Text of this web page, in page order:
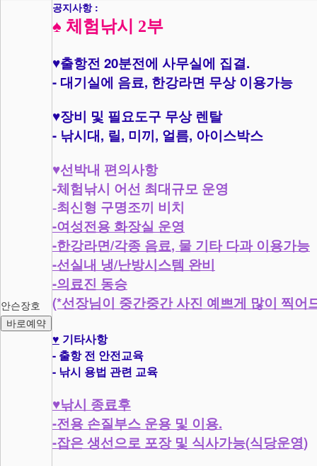
안슨장호
바로예약
공지사항 :
♠ 체험낚시 2부
♥출항전 20분전에 사무실에 집결.
- 대기실에 음료, 한강라면 무상 이용가능
♥장비 및 필요도구 무상 렌탈
- 낚시대 , 릴 , 미끼 , 얼름, 아이스박스
♥선박내 편의사항
-체험낚시 어선 최대규모 운영
-최신형 구명조끼 비치
-여성전용 화장실 운영
-한강라면/각종 음료, 물 기타 다과 이용가능
-선실내 냉/난방시스템 완비
-의료진 동승
(*선장님이 중간중간 사진 예쁘게 많이 찍어
♥ 기타사항
- 출항 전 안전교육
- 낚시 용법 관련 교육
♥낚시 종료후
-전용 손질부스 운용 및 이용.
-잡은 생선으로 포장 및 식사가능(식당운영)